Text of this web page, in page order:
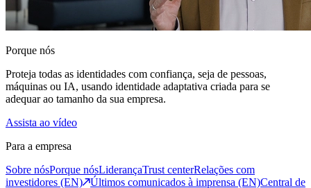
Porque nós
Proteja todas as identidades com confiança, seja de pessoas,
máquinas ou IA, usando identidade adaptativa criada para se
adequar ao tamanho da sua empresa.
Assista ao vídeo
Para a empresa
Sobre nósPorque nósLiderançaTrust centerRelações com
investidores (EN)
Últimos comunicados à imprensa (EN)Central de